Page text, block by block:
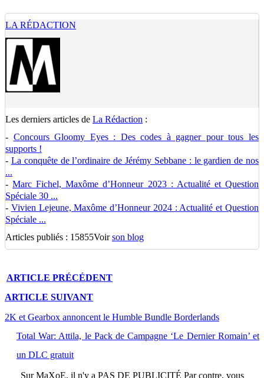
LA RÉDACTION
Les derniers articles de La Rédaction :
- Concours Gloomy Eyes : Des codes à gagner pour tous les
supports !
- La conquête de l’ordinaire de Jérémy Sebbane : le gardien de nos
...
-Marc Fichel, Maxôme d’Honneur 2023 : Actualité et Question
Spéciale 30 ...
- Vivien Lejeune, Maxôme d’Honneur 2024 : Actualité et Question
Spéciale ...
Articles publiés : 15855Voirson blog
ARTICLE PRÉCÉDENT
ARTICLE SUIVANT
2K et Gearbox annoncent le Humble Bundle Borderlands
Total War: Attila, le Pack de Campagne ‘Le Dernier Romain’ et
un DLC gratuit
SurMaXoE, il n'y a PAS DE PUBLICITÉ Par contre, vous